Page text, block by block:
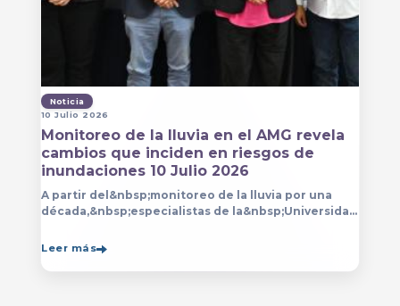
Noticia
10 Julio 2026
Monitoreo de la lluvia en el AMG revela
cambios que inciden en riesgos de
inundaciones 10 Julio 2026
A partir del&nbsp;monitoreo de la lluvia por una
década,&nbsp;especialistas de la&nbsp;Universidad
Leer más